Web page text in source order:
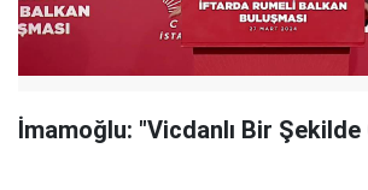
İmamoğlu: "Vicdanlı Bir Şekilde